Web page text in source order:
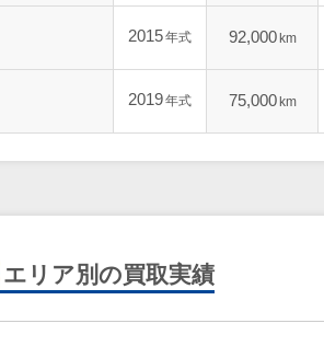
2015年式 92,000 km
2019年式 75,000 km
エリア別の買取実績